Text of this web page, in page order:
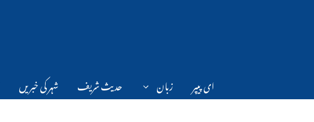
ای پیپر زبان حدیث شریف شہر کی خبریں